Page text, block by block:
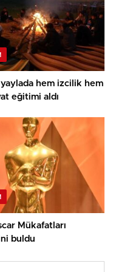
hem izcilik hem
eğitimi aldı
Mükafatları
buldu